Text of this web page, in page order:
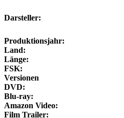
Darsteller:
Produktionsjahr:
Land:
Länge:
FSK:
Versionen
DVD:
Blu-ray:
Amazon Video:
Film Trailer: